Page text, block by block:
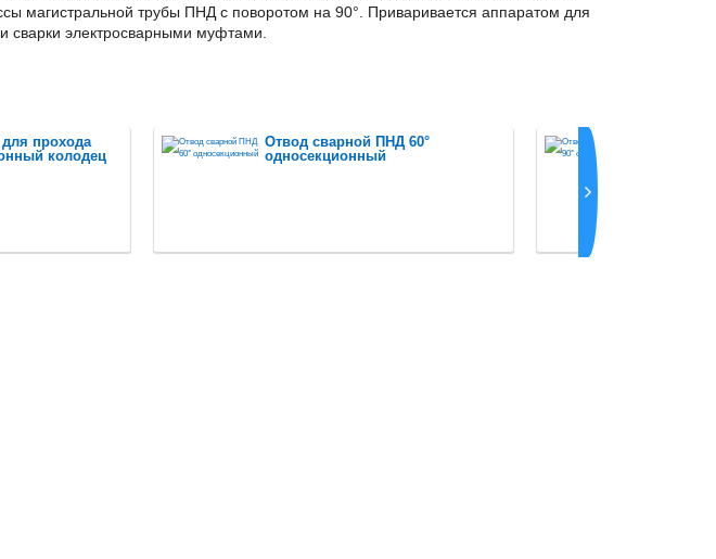
магистральной трубы ПНД с поворотом на 90°. Приваривается аппаратом для
сварки электросварными муфтами.
прохода
колодец
Отвод сварной ПНД 60°
односекционный